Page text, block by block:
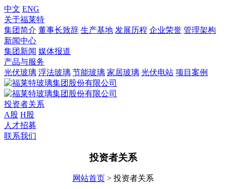
中文 ENG
关于福莱特
集团简介 董事长致辞 生产基地 发展历程 企业荣誉 管理架构
新闻中心
集团新闻 媒体报道
产品与服务
光伏玻璃 浮法玻璃 节能玻璃 家居玻璃 光伏电站 项目案例
投资者关系
A股 H股
人才招募
联系我们
投资者关系
网站首页> 投资者关系